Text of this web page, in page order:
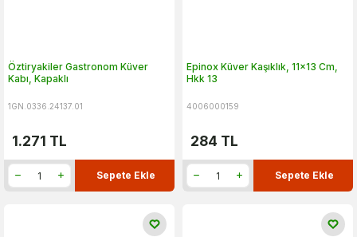
Öztiryakiler Gastronom Küver
Kabı, Kapaklı
1GN.0336.24137.01
1.271 TL
Sepete Ekle
Epinox Küver Kaşıklık, 11x13 Cm,
Hkk 13
4006000159
284 TL
Sepete Ekle